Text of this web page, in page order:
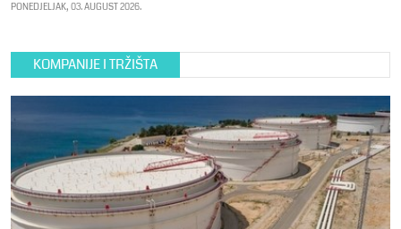
PONEDJELJAK, 03. AUGUST 2026.
KOMPANIJE I TRŽIŠTA